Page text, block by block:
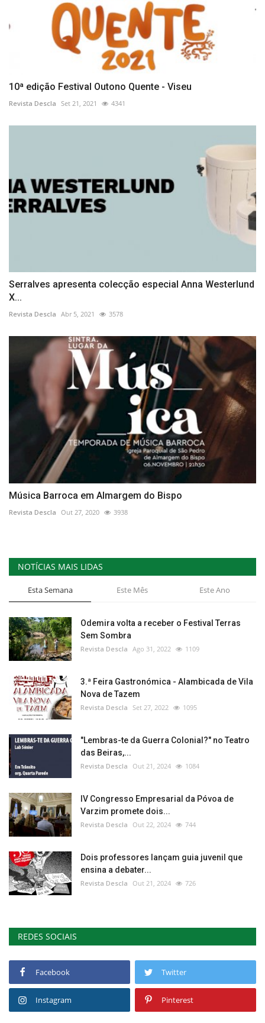
10ª edição Festival Outono Quente - Viseu
Revista Descla Set 21, 2021 4341
Serralves apresenta colecção especial Anna Westerlund
X...
Revista Descla Abr 5, 2021 3578
Música Barroca em Almargem do Bispo
Revista Descla Out 27, 2020 3938
NOTÍCIAS MAIS LIDAS
Esta Semana Este Mês Este Ano
Odemira volta a receber o Festival Terras
Sem Sombra
Revista Descla Ago 31, 2022 1109
3.ª Feira Gastronómica - Alambicada de Vila
Nova de Tazem
Revista Descla Set 27, 2022 1095
"Lembras-te da Guerra Colonial?" no Teatro
das Beiras,...
Revista Descla Out 21, 2024 1084
IV Congresso Empresarial da Póvoa de
Varzim promete dois...
Revista Descla Out 22, 2024 744
Dois professores lançam guia juvenil que
ensina a debater...
Revista Descla Out 21, 2024 726
REDES SOCIAIS
Facebook Twitter
Instagram Pinterest